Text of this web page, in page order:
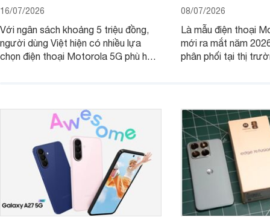
16/07/2026
Với ngân sách khoảng 5 triệu đồng,
người dùng Việt hiện có nhiều lựa
chọn điện thoại Motorola 5G phù hợp
08/07/2026
Là mẫu điện thoại
mới ra mắt năm
phân phối tại thị
trình giảm giá hấp
thêm một lựa chọn
người dùng Việt.